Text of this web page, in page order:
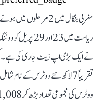
مغربی بنگال میں 2
ریاست میں 23
نے ایک بڑی اپ ڈیٹ جاری کی ہے۔
تقریباً 7 لاکھ نئے ووٹرس کے
ووٹرس کی مجموعی تعداد بڑھ کر 6,82,51,008 ہو گئی ہے۔